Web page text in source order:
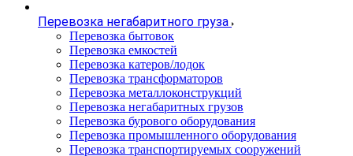
Перевозка негабаритного груза
Перевозка бытовок
Перевозка емкостей
Перевозка катеров/лодок
Перевозка трансформаторов
Перевозка металлоконструкций
Перевозка негабаритных грузов
Перевозка бурового оборудования
Перевозка промышленного оборудования
Перевозка транспортируемых сооружений